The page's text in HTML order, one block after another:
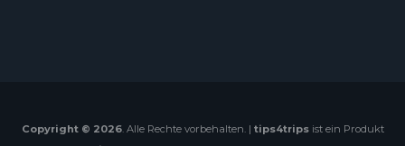
Copyright © 2026. Alle Rechte vorbehalten. | tips4tripsist ein Produkt